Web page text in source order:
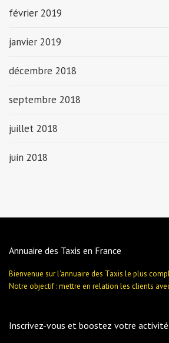
février 2019
janvier 2019
décembre 2018
septembre 2018
juillet 2018
juin 2018
Annuaire des Taxis en France
Bienvenue sur l'annuaire des Taxis le plus
Notre objectif : mettre en relation les clients
Inscrivez-vous et boostez votre